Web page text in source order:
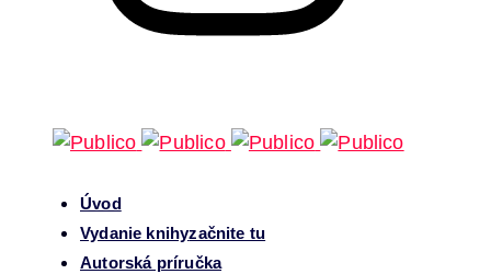
Úvod
Vydanie knihyzačnite tu
Autorská príručka